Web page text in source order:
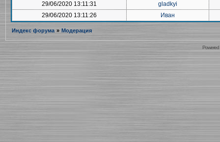
29/06/2020 13:11:31
gladkyi
29/06/2020 13:11:26
Иван
Индекс форума » Модерация